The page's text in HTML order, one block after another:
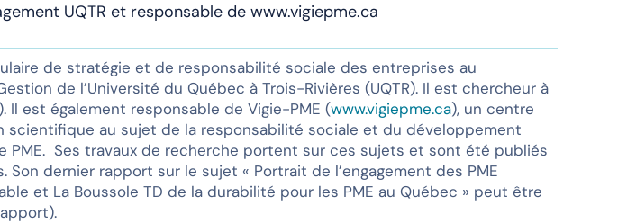
UQTR et responsable de www.vigiepme.ca
de stratégie et de responsabilité sociale des entreprises au
de l’Université du Québec à Trois-Rivières (UQTR). Il est chercheur à
Il est également responsable de Vigie-PME (www.vigiepme.ca), un centre
scientifique au sujet de la responsabilité sociale et du développement
PME. Ses travaux de recherche portent sur ces sujets et sont été publiés
dernier rapport sur le sujet « Portrait de l’engagement des PME
et La Boussole TD de la durabilité pour les PME au Québec » peut être